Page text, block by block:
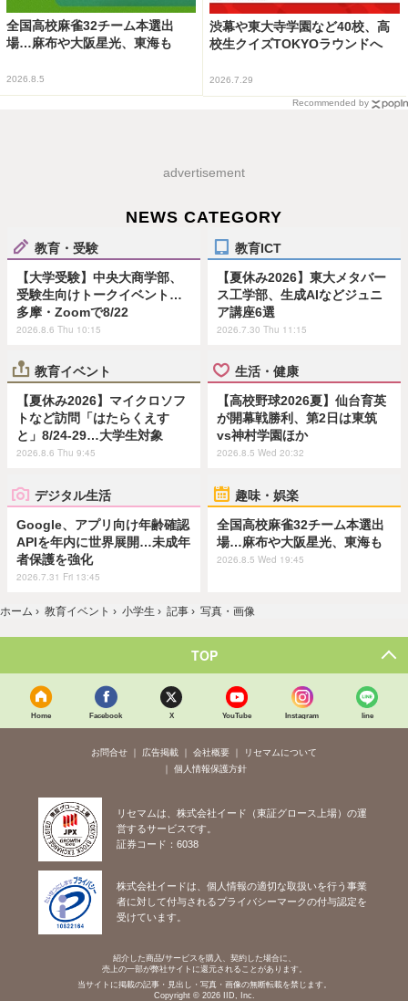
全国高校麻雀32チーム本選出
場…麻布や大阪星光、東海も
2026.8.5
渋幕や東大寺学園など40校、高
校生クイズTOKYOラウンドへ
2026.7.29
Recommended by
advertisement
NEWS CATEGORY
教育・受験
【大学受験】中央大商学部、
受験生向けトークイベント…
多摩・Zoomで8/22
2026.8.6 Thu 10:15
教育ICT
【夏休み2026】東大メタバー
ス工学部、生成AIなどジュニ
ア講座6選
2026.7.30 Thu 11:15
教育イベント
【夏休み2026】マイクロソフ
トなど訪問「はたらくえす
と」8/24-29…大学生対象
2026.8.6 Thu 9:45
生活・健康
【高校野球2026夏】仙台育英
が開幕戦勝利、第2日は東筑
vs神村学園ほか
2026.8.5 Wed 20:32
デジタル生活
Google、アプリ向け年齢確認
APIを年内に世界展開…未成年
者保護を強化
2026.7.31 Fri 13:45
趣味・娯楽
全国高校麻雀32チーム本選出
場…麻布や大阪星光、東海も
2026.8.5 Wed 19:45
ホーム › 教育イベント › 小学生 › 記事 › 写真・画像
TOP
Home Facebook X YouTube Instagram line
お問合せ 広告掲載 会社概要
リセマムについて
個人情報保護方針
リセマムは、株式会社イード（東証グロース上場）の運
営するサービスです。
証券コード：6038
株式会社イードは、個人情報の適切な取扱いを行う事業
者に対して付与されるプライバシーマークの付与認定を
受けています。
紹介した商品/サービスを購入、契約した場合に、
売上の一部が弊社サイトに還元されることがあります。
当サイトに掲載の記事・見出し・写真・画像の無断転載を禁じます。
Copyright © 2026 IID, Inc.